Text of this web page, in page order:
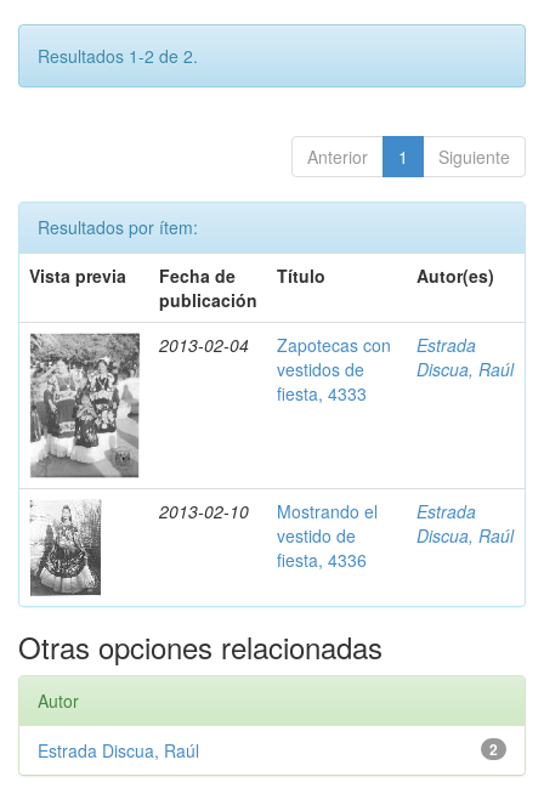
Resultados 1-2 de 2.
Anterior 1 Siguiente
Resultados por ítem:
Vista previa
Fecha de
publicación
Título Autor(es)
2013-02-04
Zapotecas con
vestidos de
fiesta, 4333
Estrada
Discua, Raúl
2013-02-10
Mostrando el
vestido de
fiesta, 4336
Estrada
Discua, Raúl
Otras opciones relacionadas
Autor
2
Estrada Discua, Raúl